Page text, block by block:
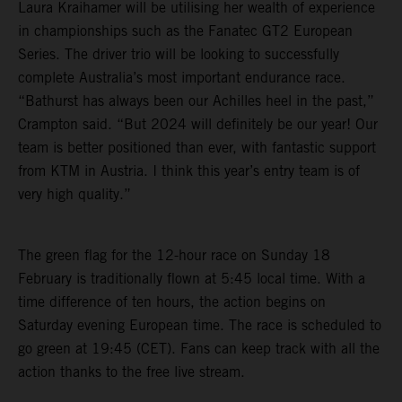
Laura Kraihamer will be utilising her wealth of experience
in championships such as the Fanatec GT2 European
Series. The driver trio will be looking to successfully
complete Australia’s most important endurance race.
“Bathurst has always been our Achilles heel in the past,”
Crampton said. “But 2024 will definitely be our year! Our
team is better positioned than ever, with fantastic support
from KTM in Austria. I think this year’s entry team is of
very high quality.”
The green flag for the 12-hour race on Sunday 18
February is traditionally flown at 5:45 local time. With a
time difference of ten hours, the action begins on
Saturday evening European time. The race is scheduled to
go green at 19:45 (CET). Fans can keep track with all the
action thanks to the free live stream.